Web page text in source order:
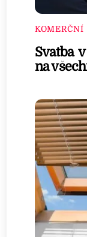
KOMERČNÍ
Svatba
na